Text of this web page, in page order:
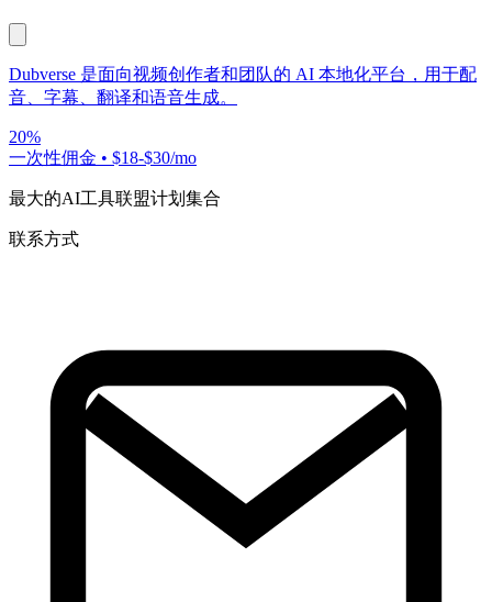
Dubverse 是面向视频创作者和团队的 AI 本地化平台，用于配
音、字幕、翻译和语音生成。
20%
一次性佣金 • $18-$30/mo
最大的AI工具联盟计划集合
联系方式